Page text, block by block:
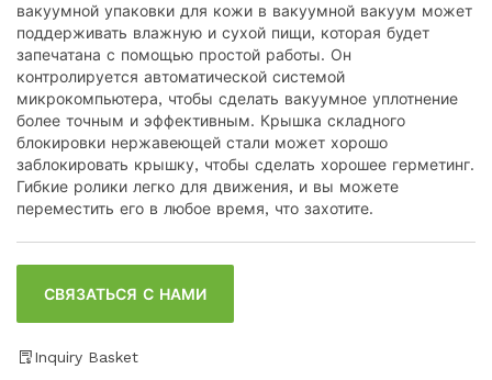
вакуумной упаковки для кожи в вакуумной вакуум может
поддерживать влажную и сухой пищи, которая будет
запечатана с помощью простой работы. Он
контролируется автоматической системой
микрокомпьютера, чтобы сделать вакуумное уплотнение
более точным и эффективным. Крышка складного
блокировки нержавеющей стали может хорошо
заблокировать крышку, чтобы сделать хорошее герметинг.
Гибкие ролики легко для движения, и вы можете
переместить его в любое время, что захотите.
СВЯЗАТЬСЯ С НАМИ
Inquiry Basket